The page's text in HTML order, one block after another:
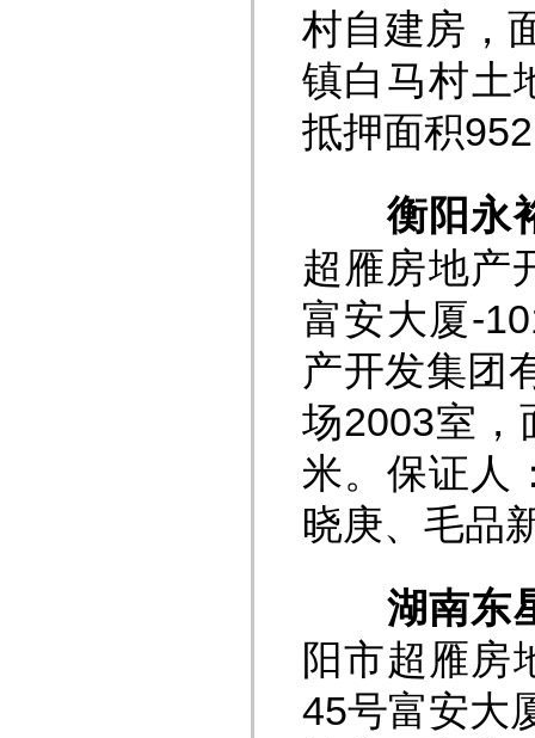
村自建房，
镇白马村土
抵押面积
衡阳永
超雁房地产
富安大厦-
产开发集团
场2003室，
米。保证人
晓庚、毛品
湖南东
阳市超雁房
45号富安大